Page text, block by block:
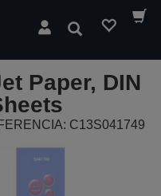
Buscar
Paper, DIN
C13S041749